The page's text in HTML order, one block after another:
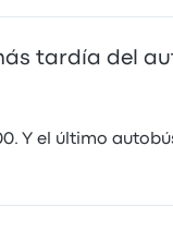
tardía del
Y el último